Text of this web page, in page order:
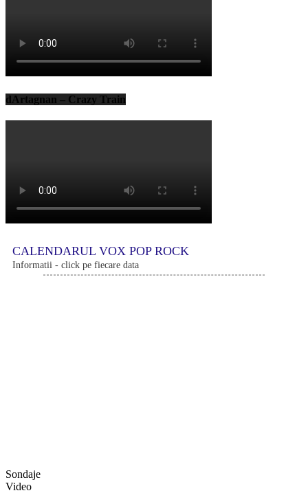
dArtagnan – Crazy Train
CALENDARUL VOX POP ROCK
Informatii - click pe fiecare data
Sondaje
Video